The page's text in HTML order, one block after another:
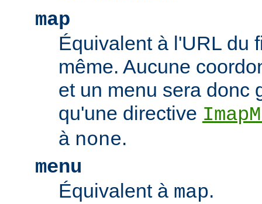
map
Équivalent à l'URL du
même. Aucune
et un menu sera donc
qu'une directive
à none.
menu
Équivalent à map.